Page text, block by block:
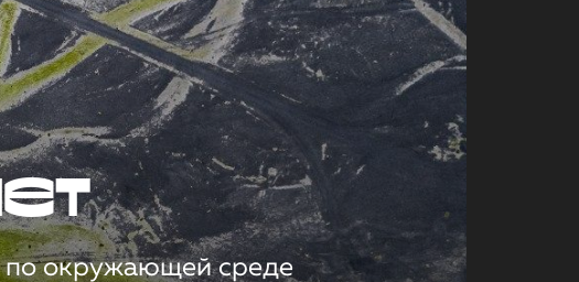
окружающей среде